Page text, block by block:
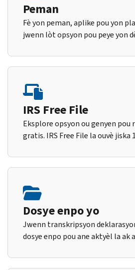
Peman
Fè yon peman, aplike pou yon
jwenn lòt opsyon pou peye yon
IRS Free File
Eksplore opsyon ou genyen pou
gratis. IRS Free File la ouvè jiska
Dosye enpo yo
Jwenn transkripsyon
dosye enpo pou ane aktyèl la ak